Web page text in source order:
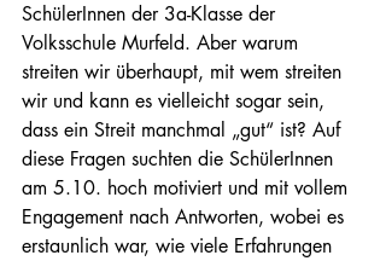
SchülerInnen der 3a-Klasse der
Volksschule Murfeld. Aber warum
streiten wir überhaupt, mit wem streiten
wir und kann es vielleicht sogar sein,
dass ein Streit manchmal „gut“ ist? Auf
diese Fragen suchten die SchülerInnen
am 5.10. hoch motiviert und mit vollem
Engagement nach Antworten, wobei es
erstaunlich war, wie viele Erfahrungen